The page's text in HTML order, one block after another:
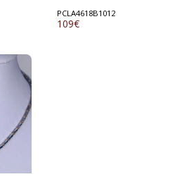
PCLA4618B1012
109€